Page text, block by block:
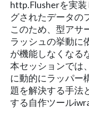
http.Flusherを実
グされたデータの
このため、型アサ
ラッシュの挙動に
が機能しなくなる
本セッションでは
に動的にラッパー
題を解決する手法
する自作ツール